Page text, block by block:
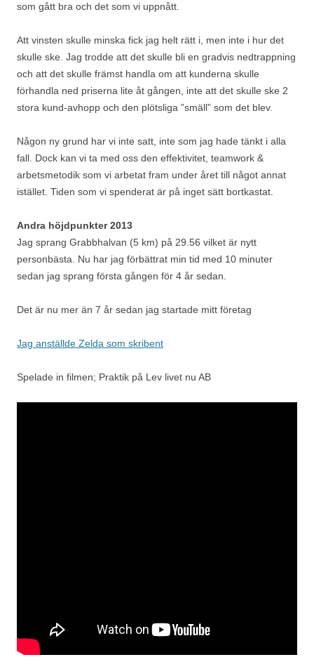
som gått bra och det som vi uppnått.
Att vinsten skulle minska fick jag helt rätt i, men inte i hur det
skulle ske. Jag trodde att det skulle bli en gradvis nedtrappning
och att det skulle främst handla om att kunderna skulle
förhandla ned priserna lite åt gången, inte att det skulle ske 2
stora kund-avhopp och den plötsliga ”smäll” som det blev.
Någon ny grund har vi inte satt, inte som jag hade tänkt i alla
fall. Dock kan vi ta med oss den effektivitet, teamwork &
arbetsmetodik som vi arbetat fram under året till något annat
istället. Tiden som vi spenderat är på inget sätt bortkastat.
Andra höjdpunkter 2013
Jag sprang Grabbhalvan (5 km) på 29.56 vilket är nytt
personbästa. Nu har jag förbättrat min tid med 10 minuter
sedan jag sprang första gången för 4 år sedan.
Det är nu mer än 7 år sedan jag startade mitt företag
Jag anställde Zelda som skribent
Spelade in filmen; Praktik på Lev livet nu AB